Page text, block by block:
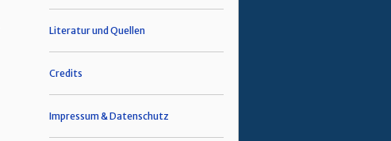
Literatur und Quellen
Credits
Impressum & Datenschutz